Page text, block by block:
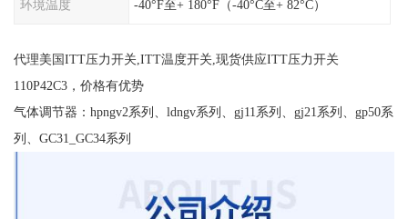
环境温度 -40°F至+ 180°F（-40°C至+ 82°C）
代理美国ITT压力开关,ITT温度开关,现货供应ITT压力开关
110P42C3，价格有优势
气体调节器：hpngv2系列、ldngv系列、gj11系列、gj21系列、gp50系
列、GC31_GC34系列